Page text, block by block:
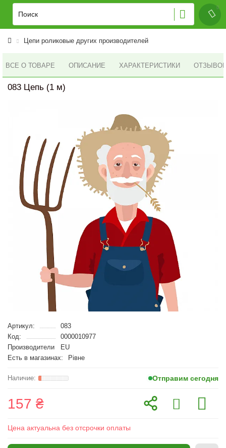
Цепи роликовые других производителей
ВСЕ О ТОВАРЕ ОПИСАНИЕ ХАРАКТЕРИСТИКИ ОТЗЫВОВ
083 Цепь (1 м)
Артикул:
083
Код:
0000010977
Производители
EU
Есть в магазинах:
Рівне
Отправим сегодня
157 ₴
Цена актуальна без отсрочки оплаты